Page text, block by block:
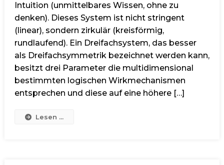
Intuition (unmittelbares Wissen, ohne zu
denken). Dieses System ist nicht stringent
(linear), sondern zirkulär (kreisförmig,
rundlaufend). Ein Dreifachsystem, das besser
als Dreifachsymmetrik bezeichnet werden kann,
besitzt drei Parameter die multidimensional
bestimmten logischen Wirkmechanismen
entsprechen und diese auf eine höhere […]
Lesen ...